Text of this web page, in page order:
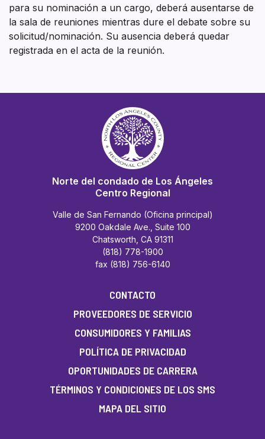
para su nominación a un cargo, deberá ausentarse de
la sala de reuniones mientras dure el debate sobre su
solicitud/nominación. Su ausencia deberá quedar
registrada en el acta de la reunión.
Norte del condado de Los Ángeles
Centro Regional
Valle de San Fernando (Oficina principal)
9200 Oakdale Ave., Suite 100
Chatsworth, CA 91311
(818) 778-1900
fax (818) 756-6140
CONTACTO
PROVEEDORES DE SERVICIO
CONSUMIDORES Y FAMILIAS
POLÍTICA DE PRIVACIDAD
OPORTUNIDADES DE CARRERA
TÉRMINOS Y CONDICIONES DE LOS SMS
MAPA DEL SITIO